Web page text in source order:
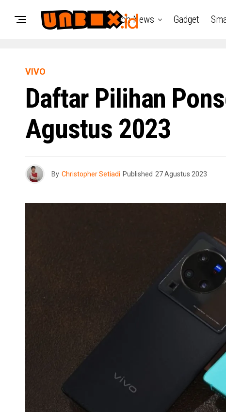
Tech News Gadget
VIVO
Daftar Pilihan
Agustus 2023
By Christopher Setiadi Published 27 Agustus 2023